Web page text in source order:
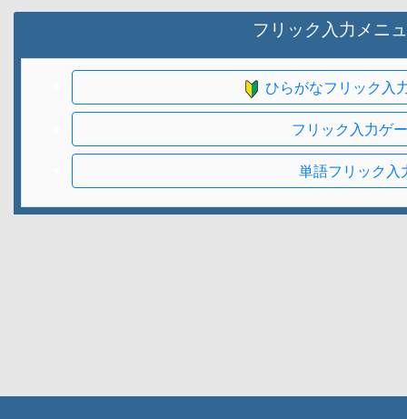
フリック入力メニ
ひらがなフリック入
フリック入力ゲ
単語フリック入